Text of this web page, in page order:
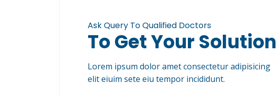
Ask Query To Qualified Doctors
To Get Your Solution
Lorem ipsum dolor amet consectetur adipisicing
elit eiuim sete eiu tempor incididunt.